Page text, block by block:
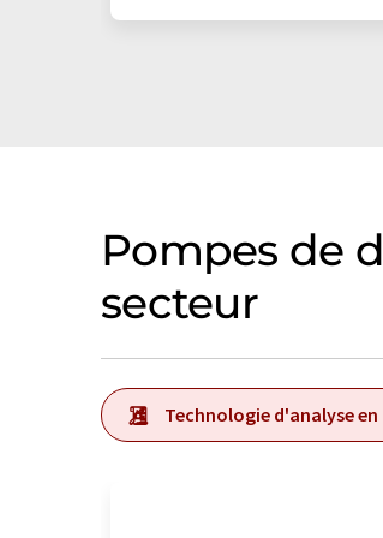
Pompes de
secteur
Technologie d'analyse